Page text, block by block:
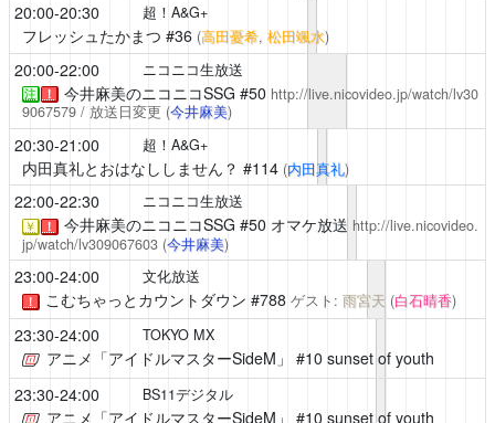
20:00-20:30 超！A&G+
フレッシュたかまつ #36 (高田憂希, 松田颯水)
20:00-22:00 ニコニコ生放送
注 ！ 今井麻美のニコニコSSG #50 http://live.nicovideo.jp/watch/lv30
9067579/ 放送日変更 (今井麻美)
20:30-21:00 超！A&G+
内田真礼とおはなししません？ #114 (内田真礼)
22:00-22:30 ニコニコ生放送
￥ ！ 今井麻美のニコニコSSG #50 オマケ放送 http://live.nicovideo.
jp/watch/lv309067603 (今井麻美)
23:00-24:00 文化放送
！ こむちゃっとカウントダウン #788 ゲスト: 雨宮天 (白石晴香)
23:30-24:00 TOKYO MX
アニメ「アイドルマスターSideM」 #10 sunset of youth
23:30-24:00
BS11デジタル
アニメ「アイドルマスターSideM」 #10 sunset of youth